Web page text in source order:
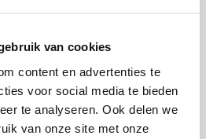
van cookies
content en advertenties te
voor social media te bieden
te analyseren. Ook delen we
van onze site met onze
dag
Super
volledig naar wens.
artikel is zeer mooi
veel sfeer, het is ook
eenvoudig te